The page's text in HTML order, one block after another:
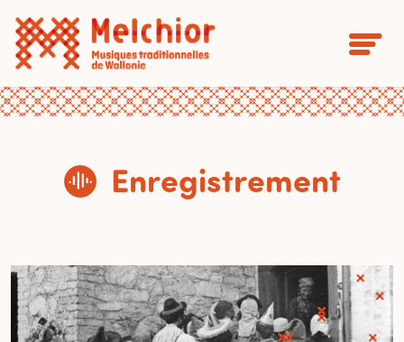
Enregistrement